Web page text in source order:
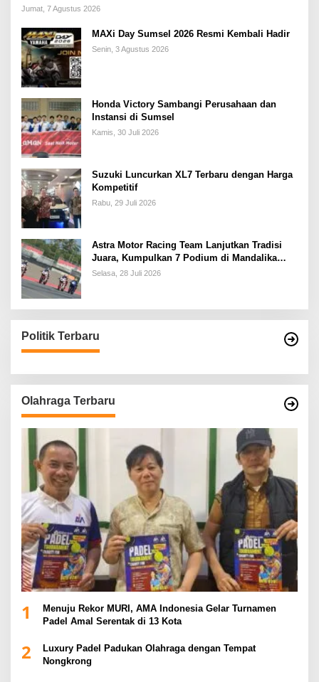
Jumat, 7 Agustus 2026
MAXi Day Sumsel 2026 Resmi Kembali Hadir
Senin, 3 Agustus 2026
Honda Victory Sambangi Perusahaan dan
Instansi di Sumsel
Kamis, 30 Juli 2026
Suzuki Luncurkan XL7 Terbaru dengan Harga
Kompetitif
Rabu, 29 Juli 2026
Astra Motor Racing Team Lanjutkan Tradisi
Juara, Kumpulkan 7 Podium di Mandalika
Racing Series Putaran ke 3
Selasa, 28 Juli 2026
Politik Terbaru
Olahraga Terbaru
1
Menuju Rekor MURI, AMA Indonesia Gelar Turnamen
Padel Amal Serentak di 13 Kota
2
Luxury Padel Padukan Olahraga dengan Tempat
Nongkrong